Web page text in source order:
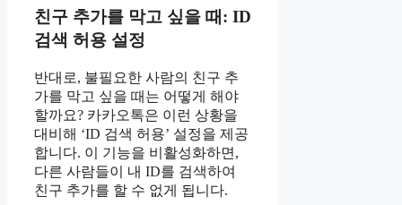
친구 추가를 막고 싶을 때: ID
검색 허용 설정
반대로, 불필요한 사람의 친구 추
가를 막고 싶을 때는 어떻게 해야
할까요? 카카오톡은 이런 상황을
대비해 ‘ID 검색 허용’ 설정을 제공
합니다. 이 기능을 비활성화하면,
다른 사람들이 내 ID를 검색하여
친구 추가를 할 수 없게 됩니다.